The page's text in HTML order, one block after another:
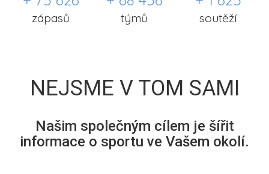
zápasů týmů soutěží
NEJSME V TOM SAMI
Našim společným cílem je šířit
informace o sportu ve Vašem okolí.